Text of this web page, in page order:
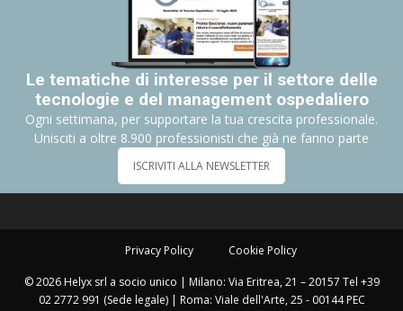
Le tematiche di interesse per il settore delle
tecnologie e del management ospedaliero
Ogni settimana, per supportare la tua crescita professionale.
Unisciti a oltre 8.900 professionisti che già ne fanno parte
ISCRIVITI ALLA NEWSLETTER
Privacy Policy Cookie Policy
© 2026 Helyx srl a socio unico | Milano: Via Eritrea, 21 – 20157 Tel +39
02 2772 991 (Sede legale) | Roma: Viale dell'Arte, 25 - 00144 PEC